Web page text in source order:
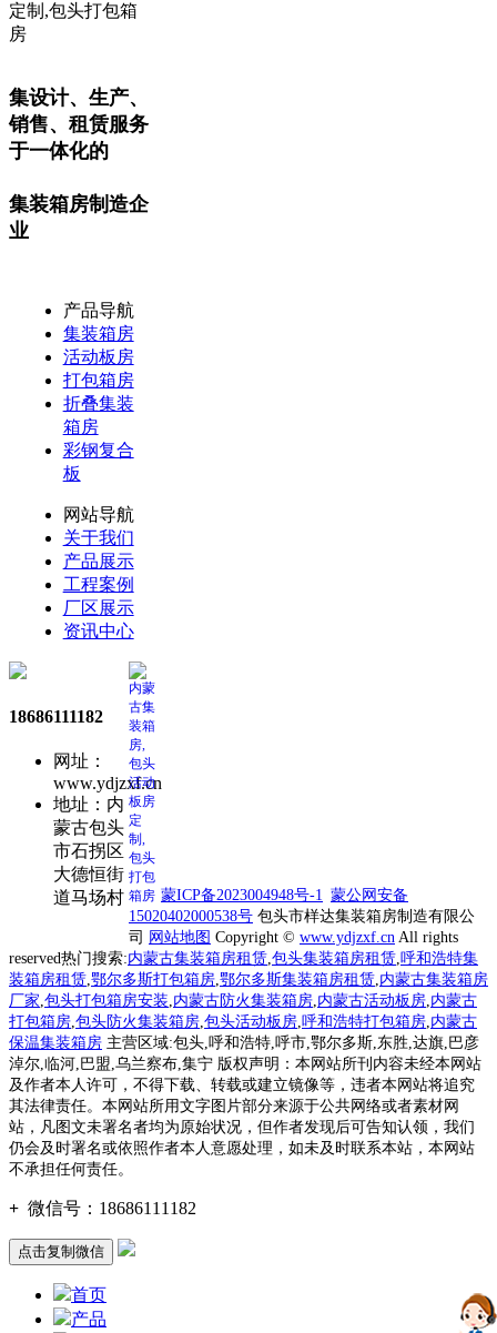
集设计、生产、
销售、租赁服务
于一体化的
集装箱房制造企
业
产品导航
集装箱房
活动板房
打包箱房
折叠集装
箱房
彩钢复合
板
网站导航
关于我们
产品展示
工程案例
厂区展示
资讯中心
18686111182
网址：
www.ydjzxf.cn
地址：内
蒙古包头
市石拐区
大德恒街
道马场村
蒙ICP备2023004948号-1
蒙公网安备
15020402000538号 包头市样达集装箱房制造有限公
司
网站地图 Copyright © www.ydjzxf.cn All rights
reserved热门搜索:内蒙古集装箱房租赁 包头集装箱房租赁 呼和浩特集
装箱房租赁 鄂尔多斯打包箱房 鄂尔多斯集装箱房租赁 内蒙古集装箱房
厂家 包头打包箱房安装 内蒙古防火集装箱房 内蒙古活动板房 内蒙古
打包箱房 包头防火集装箱房 包头活动板房 呼和浩特打包箱房 内蒙古
保温集装箱房 主营区域:包头,呼和浩特,呼市,鄂尔多斯,东胜,达旗,巴彦
淖尔,临河,巴盟,乌兰察布,集宁 版权声明：本网站所刊内容未经本网站
及作者本人许可，不得下载、转载或建立镜像等，违者本网站将追究
其法律责任。本网站所用文字图片部分来源于公共网络或者素材网
站，凡图文未署名者均为原始状况，但作者发现后可告知认领，我们
仍会及时署名或依照作者本人意愿处理，如未及时联系本站，本网站
不承担任何责任。
+ 微信号： 18686111182
点击复制微信
首页
产品